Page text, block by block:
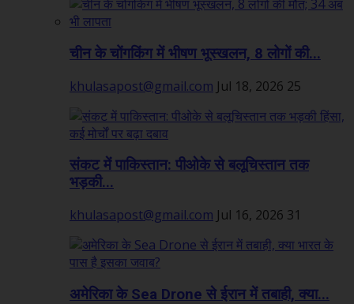
चीन के चोंगकिंग में भीषण भूस्खलन, 8 लोगों की...
khulasapost@gmail.com Jul 18, 2026 25
संकट में पाकिस्तान: पीओके से बलूचिस्तान तक
भड़की...
khulasapost@gmail.com Jul 16, 2026 31
अमेरिका के Sea Drone से ईरान में तबाही, क्या...